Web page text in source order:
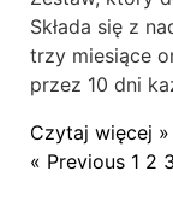
Składa się z
trzy miesiące
przez 10 dni
Czytaj więcej »
« Previous 1 2 3